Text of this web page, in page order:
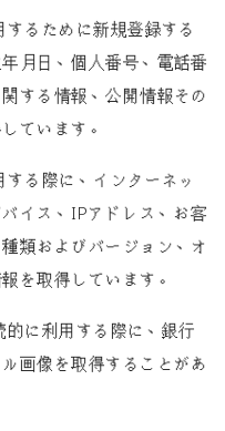
るために新規登録する
月日、個人番号、電話番
する情報、公開情報その
ています。
る際に、インターネッ
イス、IPアドレス、お客
類およびバージョン、オ
を取得しています。
に利用する際に、銀行
画像を取得することがあ